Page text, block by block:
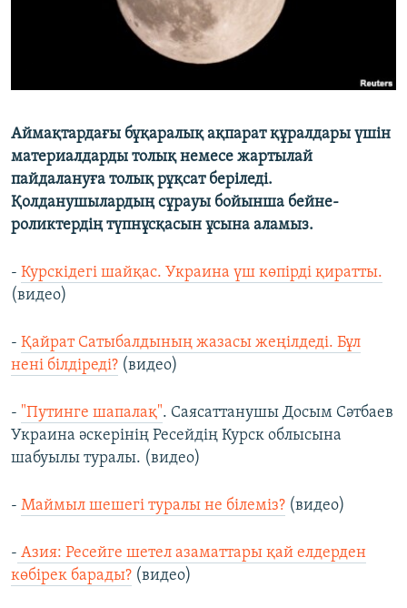
Аймақтардағы бұқаралық ақпарат құралдары үшін
материалдарды толық немесе жартылай
пайдалануға толық рұқсат беріледі.
Қолданушылардың сұрауы бойынша бейне-
роликтердің түпнұсқасын ұсына аламыз.
- Курскідегі шайқас. Украина үш көпірді қиратты.
(видео)
- Қайрат Сатыбалдының жазасы жеңілдеді. Бұл
нені білдіреді? (видео)
- "Путинге шапалақ". Саясаттанушы Досым Сәтбаев
Украина әскерінің Ресейдің Курск облысына
шабуылы туралы. (видео)
- Маймыл шешегі туралы не білеміз? (видео)
- Азия: Ресейге шетел азаматтары қай елдерден
көбірек барады? (видео)